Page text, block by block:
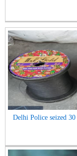
Delhi Police seized